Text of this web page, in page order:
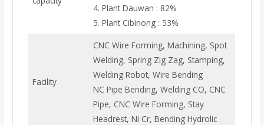
4. Plant Dauwan : 82%
5. Plant Cibinong : 53%
Facility
CNC Wire Forming, Machining, Spot
Welding, Spring Zig Zag, Stamping,
Welding Robot, Wire Bending
NC Pipe Bending, Welding CO, CNC
Pipe, CNC Wire Forming, Stay
Headrest, Ni Cr, Bending Hydrolic